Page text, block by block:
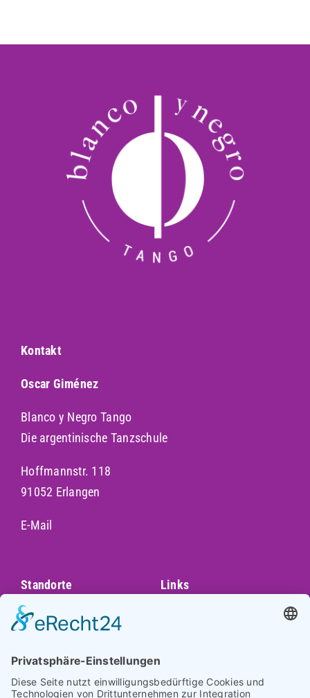
Kontakt
Oscar Giménez
Blanco y Negro Tango
Die argentinische Tanzschule
Hoffmannstr. 118
91052 Erlangen
E-Mail
Standorte
Augsburg
Darmstadt
Frankfurt
Links
Impressum